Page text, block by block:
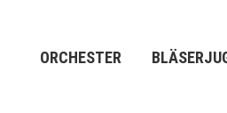
ORCHESTER